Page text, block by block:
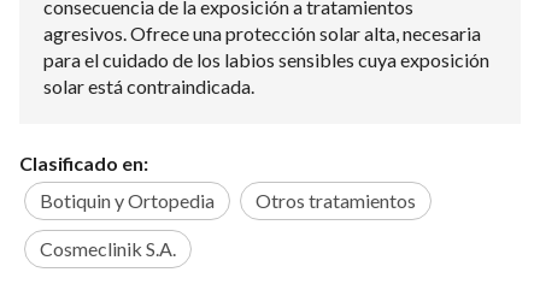
consecuencia de la exposición a tratamientos
agresivos. Ofrece una protección solar alta, necesaria
para el cuidado de los labios sensibles cuya exposición
solar está contraindicada.
Clasificado en:
Botiquin y Ortopedia
Otros tratamientos
Cosmeclinik S.A.